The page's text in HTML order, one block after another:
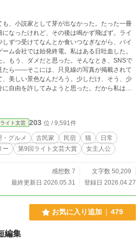
、小説家として芽が出なかった。たった一冊
になったけれど、その後は鳴かず飛ばず。ライ
しずつ受けてなんとか食いつなぎながら、バイ
ーム会社では始発終電。私はある日吐血した。
。もう、ダメだと思った。そんなとき、SNSで
たら――そこには、只見線の写真が掲載されて
、美しい景色なんだろう。少しだけ、そう、少
に自由を許してみようと思った。だから私は、
に、福島県只見町の古民家を改装したという
へと訪れた。そこには二本の尾がある猫がい
猫と民宿と私のお話。※都会に疲れた女性が癒
物語です。（実在の土地をモデルにしています
事には無関係のフィクションです）
ライト文芸 203 位 / 9,591件
・グルメ 古民家 民宿 猫
日常
ー
第9回ライト文芸大賞 女主人公
感想数 7
文字数 50,209
最終更新日 2026.05.31
登録日 2026.04.27
お気に入り追加 479
編集